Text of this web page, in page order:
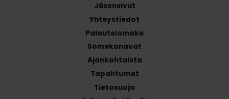
Jäsensivut
Yhteystiedot
Palautelomake
Somekanavat
Ajankohtaista
Tapahtumat
Tietosuoja